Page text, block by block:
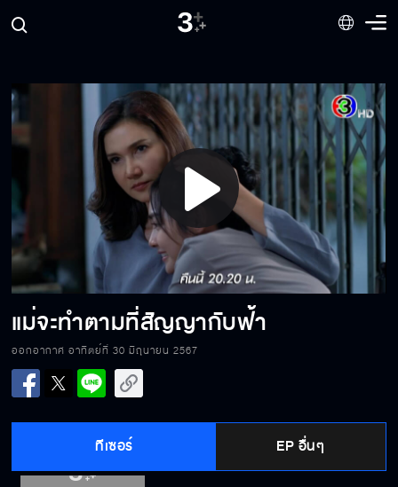
Play
Video
แม่จะทำตามที่สัญญากับฟ้า
ออกอากาศ อาทิตย์ที่ 30 มิถุนายน 2567
ทีเซอร์ EP อื่นๆ
ผมไม่ไว้ใจ
ผมไม่ให้คุณออก
ว่ายังไงนะคะ